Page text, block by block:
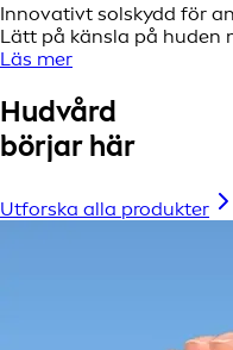
Innovativt solskydd för
Lätt på känsla på huden
Läs mer
Hudvård
börjar här
Utforska alla produkter